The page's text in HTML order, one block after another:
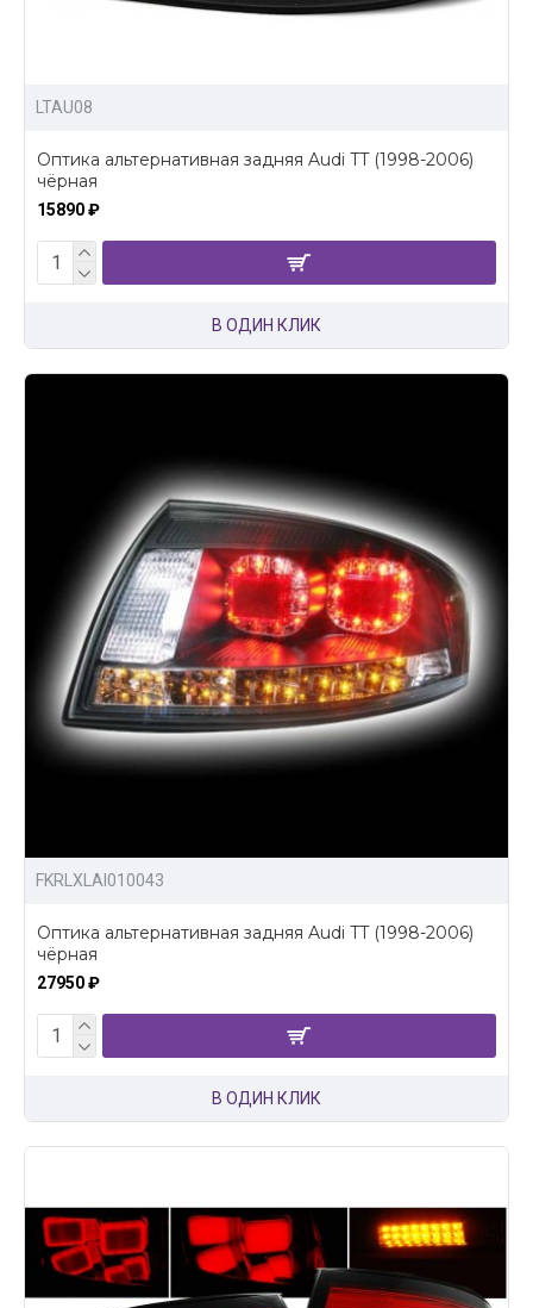
LTAU08
Оптика альтернативная задняя Audi TT (1998-2006)
чёрная
15890 ₽
В ОДИН КЛИК
FKRLXLAI010043
Оптика альтернативная задняя Audi TT (1998-2006)
чёрная
27950 ₽
В ОДИН КЛИК